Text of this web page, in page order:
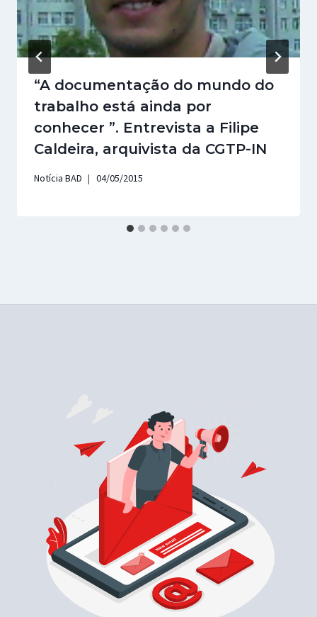
“A documentação do mundo do
trabalho está ainda por
conhecer ”. Entrevista a Filipe
Caldeira, arquivista da CGTP-IN
Notícia BAD 04/05/2015